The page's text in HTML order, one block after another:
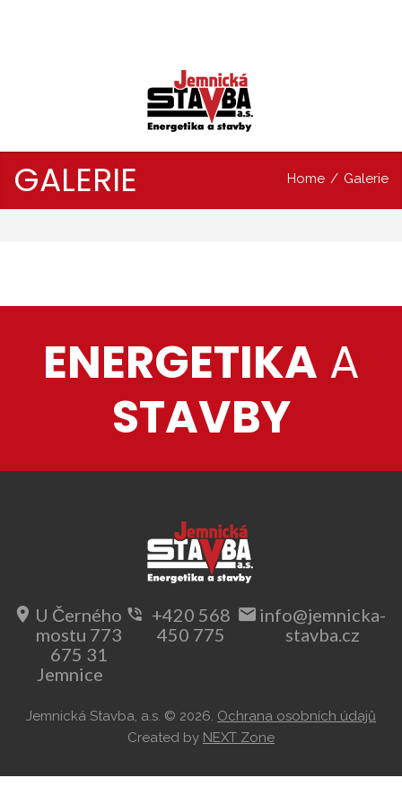
GALERIE Home / Galerie
ENERGETIKA A
STAVBY
U Černého
mostu 773
675 31
Jemnice
+420 568
450 775
info@jemnicka-
stavba.cz
Jemnická Stavba, a.s. © 2026. Ochrana osobních údajů
Created by NEXT Zone